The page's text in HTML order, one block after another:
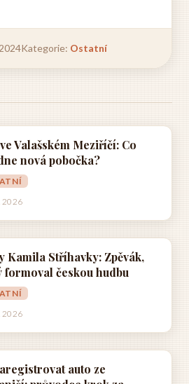
Kategorie: Ostatní
Valašském Meziříčí: Co
nová pobočka?
2026
Kamila Stříhavky: Zpěvák,
formoval českou hudbu
2026
auto ze